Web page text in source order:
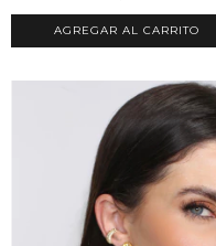
AGREGAR AL CARRITO